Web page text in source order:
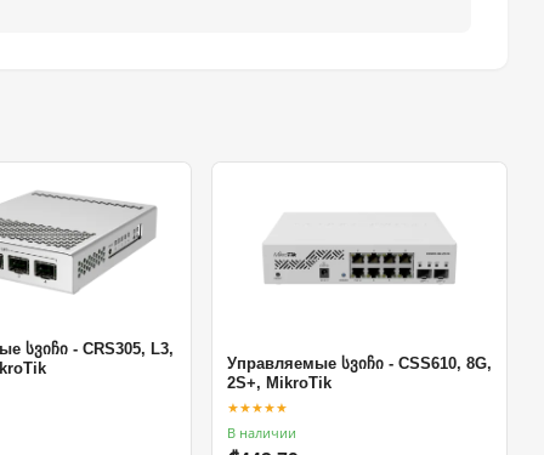
სვიჩი - CRS305, L3,
Управляемые სვიჩი - CSS610, 8G,
2S+, MikroTik
★★★★★
В наличии